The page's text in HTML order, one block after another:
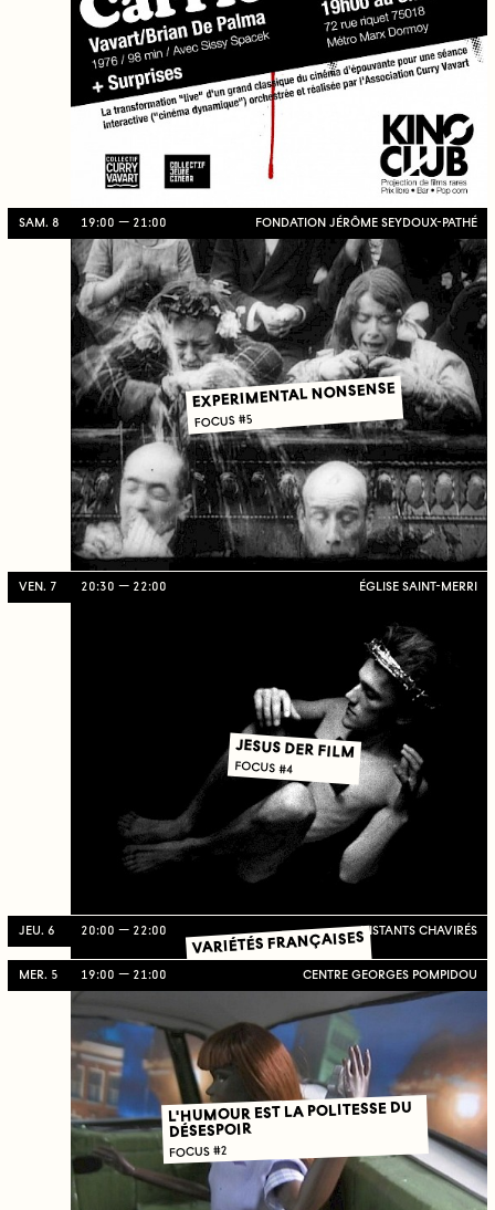
SAM. 8 19:00 21:00 FONDATION JÉRÔME SEYDOUX-PATHÉ
EXPERIMENTAL NONSENSE
FOCUS #5
VEN. 7 20:30 22:00 ÉGLISE SAINT-MERRI
JESUS DER FILM
FOCUS #4
JEU. 6 20:00 22:00 INSTANTS CHAVIRÉS
VARIÉTÉS FRANÇAISES
MER. 5 19:00 21:00 CENTRE GEORGES POMPIDOU
L'HUMOUR EST LA POLITESSE DU
DÉSESPOIR
FOCUS #2